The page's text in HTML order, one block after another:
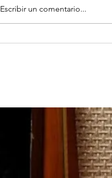
TOCOPILLA: Huanillo sur
Escribir un comentario...